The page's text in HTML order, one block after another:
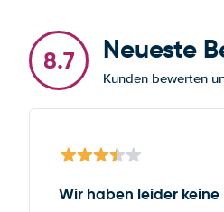
8.7 Neueste
Kunden bewerten
Wir haben leider